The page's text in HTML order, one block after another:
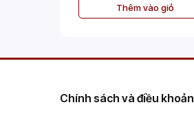
Thêm vào giỏ
Chính sách và điều khoản